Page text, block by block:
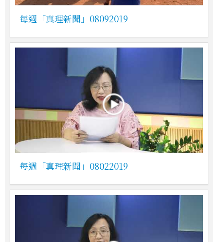
每週「真理新聞」08092019
每週「真理新聞」08022019